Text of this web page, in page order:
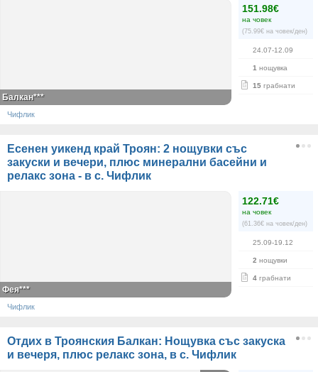
151.98€
на човек
(75.99€ на човек/ден)
24.07-12.09
1 нощувка
15 грабнати
Балкан***
Чифлик
Есенен уикенд край Троян: 2 нощувки със
закуски и вечери, плюс минерални басейни и
релакс зона - в с. Чифлик
122.71€
на човек
(61.36€ на човек/ден)
25.09-19.12
2 нощувки
4 грабнати
Фея***
Чифлик
Отдих в Троянския Балкан: Нощувка със закуска
и вечеря, плюс релакс зона, в с. Чифлик